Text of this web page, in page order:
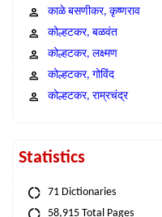
काळे बसणीकर, कृष्णराव
कोल्हटकर, बळवंत
कोल्हटकर, लक्ष्मण
कोल्हटकर, गोविंद
कोल्हटकर, राम्रचंद्र
Statistics
71 Dictionaries
58,915 Total Pages